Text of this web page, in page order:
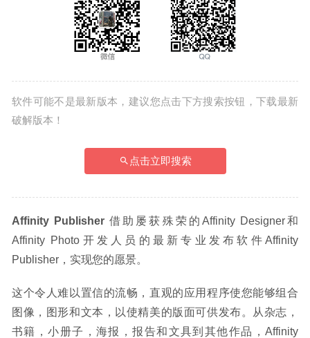
软件可能不是最新版本，建议您点击下方搜索按钮，下载最新
破解版本！
点击立即搜索
Affinity Publisher 借助屡获殊荣的Affinity Designer和
Affinity Photo开发人员的最新专业发布软件Affinity
Publisher，实现您的愿景。
这个令人难以置信的流畅，直观的应用程序使您能够组合
图像，图形和文本，以使精美的版面可供发布。从杂志，
书籍，小册子，海报，报告和文具到其他作品，Affinity